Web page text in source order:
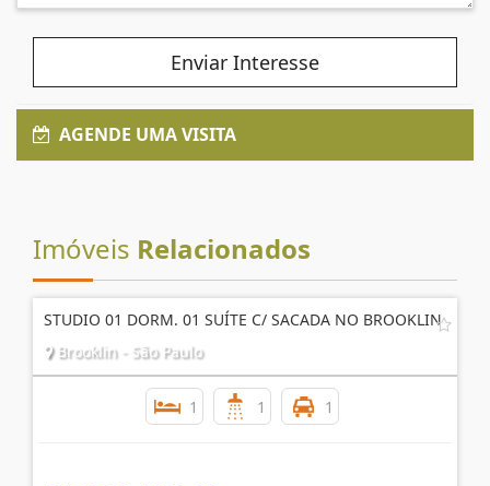
Enviar Interesse
AGENDE UMA VISITA
Imóveis Relacionados
STUDIO 01 DORM. 01 SUÍTE C/ SACADA NO BROOKLIN
Brooklin - São Paulo
1 1 1